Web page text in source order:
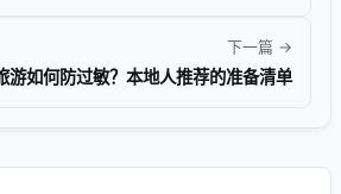
下一篇 →
游如何防过敏？本地人推荐的准备清单